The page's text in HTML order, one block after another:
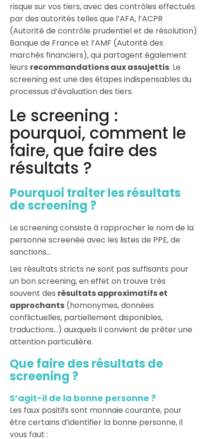
risque sur vos tiers, avec des contrôles effectués
par des autorités telles que l’AFA, l’ACPR
(Autorité de contrôle prudentiel et de résolution)
Banque de France et l’AMF (Autorité des
marchés financiers), qui partagent également
leurs recommandations aux assujettis. Le
screening est une des étapes indispensables du
processus d’évaluation des tiers.
Le screening :
pourquoi, comment le
faire, que faire des
résultats ?
Pourquoi traiter les résultats
de screening ?
Le screening consiste à rapprocher le nom de la
personne screenée avec les listes de PPE, de
sanctions…
Les résultats stricts ne sont pas suffisants pour
un bon screening, en effet on trouve très
souvent des résultats approximatifs et
approchants (homonymes, données
conflictuelles, partiellement disponibles,
traductions…) auxquels il convient de prêter une
attention particulière.
Que faire des résultats de
screening ?
S’agit-il de la bonne personne ?
Les faux positifs sont monnaie courante, pour
être certains d’identifier la bonne personne, il
vous faut :